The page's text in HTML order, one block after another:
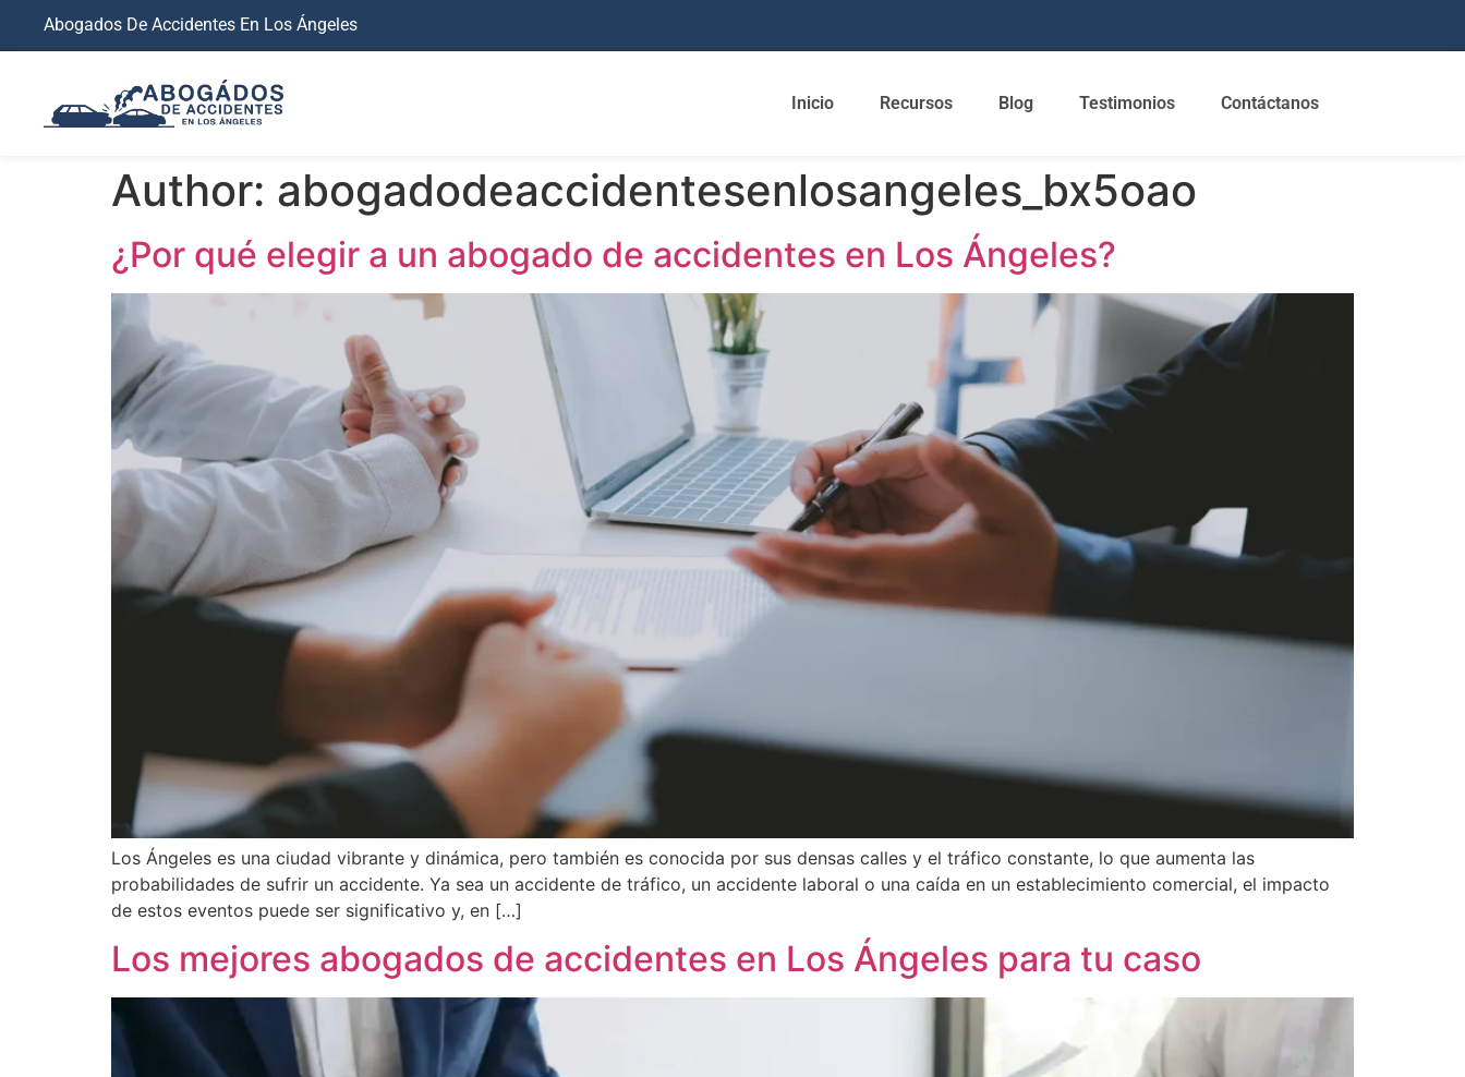
Abogados De Accidentes En Los Ángeles
Inicio Recursos Blog Testimonios Contáctanos
Author: abogadodeaccidentesenlosangeles_bx5oao
¿Por qué elegir a un abogado de accidentes en Los Ángeles?
Los Ángeles es una ciudad vibrante y dinámica, pero también es conocida por sus densas calles y el tráfico constante, lo que aumenta las
probabilidades de sufrir un accidente. Ya sea un accidente de tráfico, un accidente laboral o una caída en un establecimiento comercial, el impacto
de estos eventos puede ser significativo y, en […]
Los mejores abogados de accidentes en Los Ángeles para tu caso